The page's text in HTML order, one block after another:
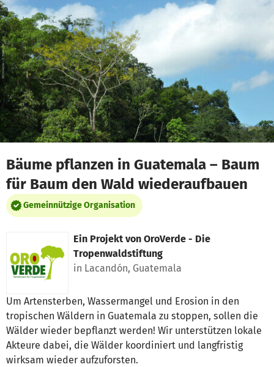
Zum Hauptinhalt springen
Erklärung zur Barrierefreiheit anzeigen
Bäume pflanzen in Guatemala – Baum
für Baum den Wald wiederaufbauen
Gemeinnützige Organisation
Ein Projekt von OroVerde - Die
Tropenwaldstiftung
in Lacandón, Guatemala
Um Artensterben, Wassermangel und Erosion in den
tropischen Wäldern in Guatemala zu stoppen, sollen die
Wälder wieder bepflanzt werden! Wir unterstützen lokale
Akteure dabei, die Wälder koordiniert und langfristig
wirksam wieder aufzuforsten.